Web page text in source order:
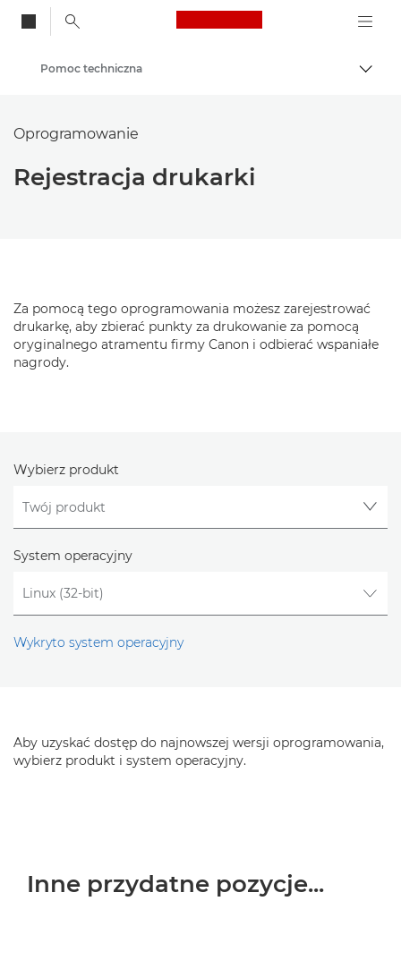
Canon Logo, back
Pomoc techniczna
Oprogramowanie
Rejestracja drukarki
Za pomocą tego oprogramowania możesz zarejestrować
drukarkę, aby zbierać punkty za drukowanie za pomocą
oryginalnego atramentu firmy Canon i odbierać wspaniałe
nagrody.
Wybierz produkt
System operacyjny
Wykryto system operacyjny
Aby uzyskać dostęp do najnowszej wersji oprogramowania,
wybierz produkt i system operacyjny.
Inne przydatne pozycje...